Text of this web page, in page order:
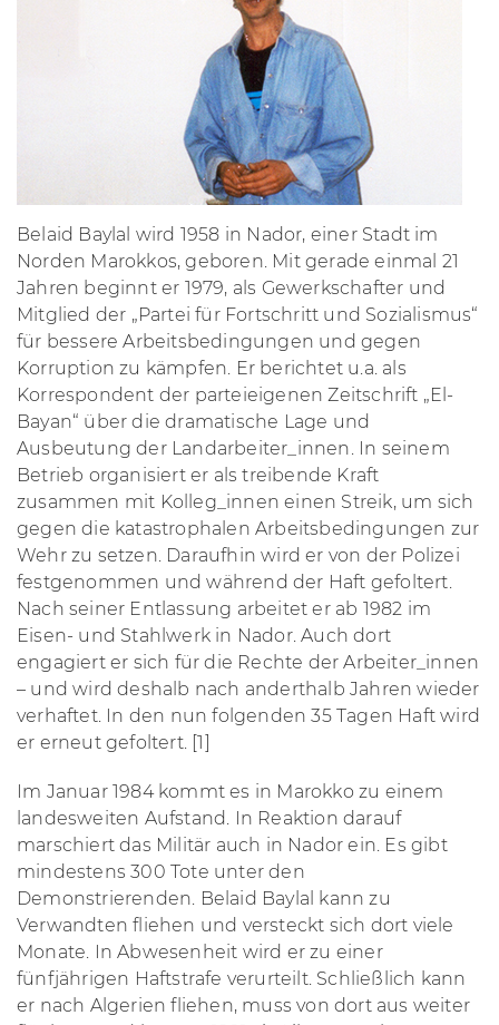
Belaid Baylal wird 1958 in Nador, einer Stadt im
Norden Marokkos, geboren. Mit gerade einmal 21
Jahren beginnt er 1979, als Gewerkschafter und
Mitglied der „Partei für Fortschritt und Sozialismus“
für bessere Arbeitsbedingungen und gegen
Korruption zu kämpfen. Er berichtet u.a. als
Korrespondent der parteieigenen Zeitschrift „El-
Bayan“ über die dramatische Lage und
Ausbeutung der Landarbeiter_innen. In seinem
Betrieb organisiert er als treibende Kraft
zusammen mit Kolleg_innen einen Streik, um sich
gegen die katastrophalen Arbeitsbedingungen zur
Wehr zu setzen. Daraufhin wird er von der Polizei
festgenommen und während der Haft gefoltert.
Nach seiner Entlassung arbeitet er ab 1982 im
Eisen- und Stahlwerk in Nador. Auch dort
engagiert er sich für die Rechte der Arbeiter_innen
– und wird deshalb nach anderthalb Jahren wieder
verhaftet. In den nun folgenden 35 Tagen Haft wird
er erneut gefoltert. [1]
Im Januar 1984 kommt es in Marokko zu einem
landesweiten Aufstand. In Reaktion darauf
marschiert das Militär auch in Nador ein. Es gibt
mindestens 300 Tote unter den
Demonstrierenden. Belaid Baylal kann zu
Verwandten fliehen und versteckt sich dort viele
Monate. In Abwesenheit wird er zu einer
fünfjährigen Haftstrafe verurteilt. Schließlich kann
er nach Algerien fliehen, muss von dort aus weiter